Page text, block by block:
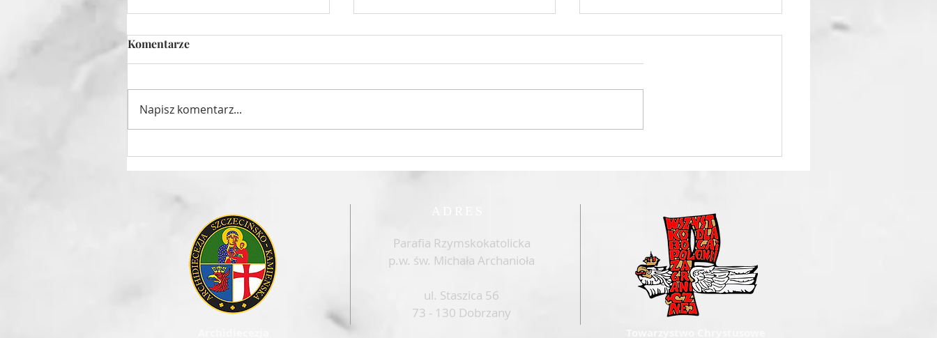
Komentarze
Napisz komentarz...
Parafia Rzymskokatolicka
p.w. św. Michała Archanioła
ul. Staszica 56
73 - 130 Dobrzany